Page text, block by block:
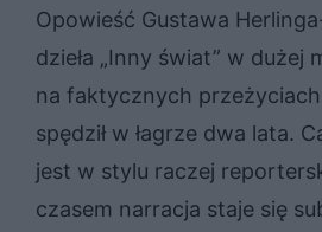
Opowieść Gustawa
dzieła „Inny świat” w dużej
na faktycznych
spędził w łagrze dwa lata.
jest w stylu raczej
czasem narracja staje się